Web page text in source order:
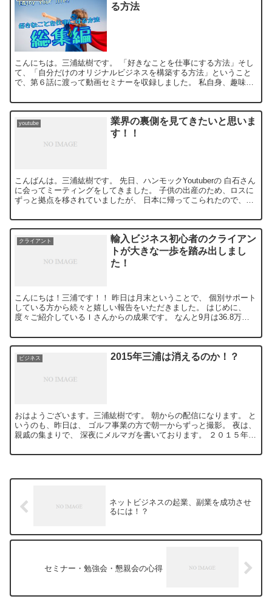
る方法
こんにちは。三浦紘樹です。 「好きなことを仕事にする方法」そし
て、「自分だけのオリジナルビジネスを構築する方法」ということ
で、第６話に渡って動画セミナーを収録しました。 私自身、趣味の
youtube
業界の裏側を見てきたいと思いま
す！！
こんばんは。三浦紘樹です。 先日、ハンモックYoutuberの 白石さん
に会ってミーティングをしてきました。 子供の出産のため、ロスに
ずっと拠点を移されていましたが、 日本に帰ってこられたので、お
クライアント
輸入ビジネス初心者のクライアン
トが大きな一歩を踏み出しまし
た！
こんにちは！三浦です！！ 昨日は月末ということで、 個別サポート
している方から続々と嬉しい報告をいただきました。 はじめに、
度々ご紹介しているＩさんからの成果です。 なんと9月は36.8万円
ビジネス 2015年三浦は消えるのか！？
おはようございます。三浦紘樹です。 朝からの配信になります。 と
いうのも、昨日は、 ゴルフ事業の方で朝一からずっと撮影。 夜は、
親戚の集まりで、 深夜にメルマガを書いております。 ２０１５年の
ネットビジネスの起業、副業を成功させ
るには！？
セミナー・勉強会・懇親会の心得